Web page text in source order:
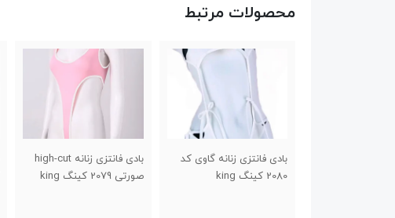
محصولات مرتبط
بادی فانتزی زنانه گاوی کد
2080 کینگ king
بادی فانتزی زنانه high-cut
صورتی 2079 کینگ king